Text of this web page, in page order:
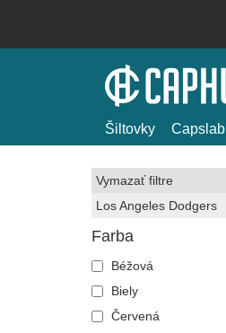
Šiltovky Capslab
Vymazať filtre
Los Angeles Dodgers
Farba
Béžová
Biely
Červená